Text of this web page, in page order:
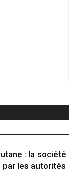
: la société
par les autorités